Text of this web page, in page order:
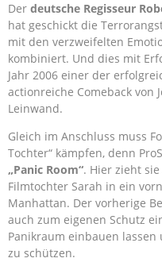
Der deutsche Regisseur
hat geschickt die
mit den verzweifelten
kombiniert. Und dies mit
Jahr 2006 einer der
actionreiche Comeback von
Leinwand.
Gleich im Anschluss muss
Tochter“ kämpfen, denn
„Panic Room“. Hier zieht
Filmtochter Sarah in ein
Manhattan. Der vorherige
auch zum eigenen Schutz
Panikraum einbauen
zu schützen.